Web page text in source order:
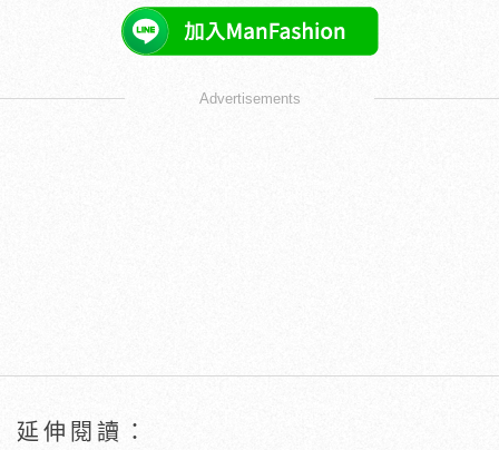
Advertisements
延伸閱讀：